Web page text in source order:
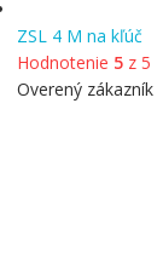
ZSL 4 M na kľúč
Hodnotenie 5z 5
Overený zákazník